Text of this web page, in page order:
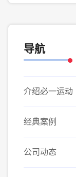
导航
介绍必一运动
经典案例
公司动态